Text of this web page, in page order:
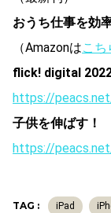
おうち仕事を効
（Amazonはこち
flick! digital
https://
子供を伸ばす！
https://
TAG : iPad